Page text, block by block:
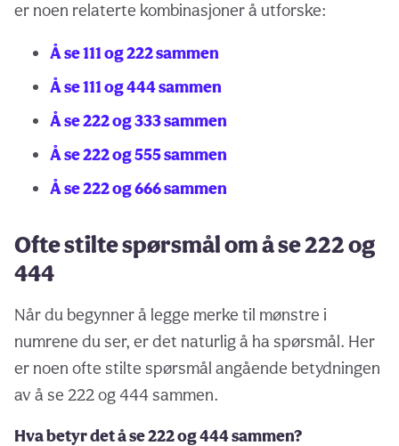
er noen relaterte kombinasjoner å utforske:
Å se 111 og 222 sammen
Å se 111 og 444 sammen
Å se 222 og 333 sammen
Å se 222 og 555 sammen
Å se 222 og 666 sammen
Ofte stilte spørsmål om å se 222 og
444
Når du begynner å legge merke til mønstre i
numrene du ser, er det naturlig å ha spørsmål. Her
er noen ofte stilte spørsmål angående betydningen
av å se 222 og 444 sammen.
Hva betyr det å se 222 og 444 sammen?